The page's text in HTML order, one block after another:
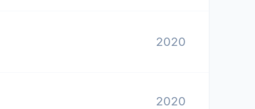
2020
2020